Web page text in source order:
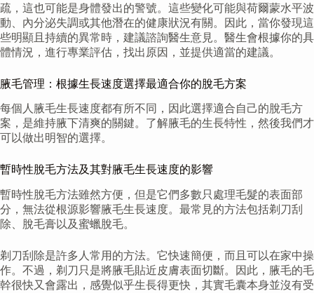
疏，這也可能是身體發出的警號。這些變化可能與荷爾蒙水平波
動、內分泌失調或其他潛在的健康狀況有關。因此，當你發現這
些明顯且持續的異常時，建議諮詢醫生意見。醫生會根據你的具
體情況，進行專業評估，找出原因，並提供適當的建議。
腋毛管理：根據生長速度選擇最適合你的脫毛方案
每個人腋毛生長速度都有所不同，因此選擇適合自己的脫毛方
案，是維持腋下清爽的關鍵。了解腋毛的生長特性，然後我們才
可以做出明智的選擇。
暫時性脫毛方法及其對腋毛生長速度的影響
暫時性脫毛方法雖然方便，但是它們多數只處理毛髮的表面部
分，無法從根源影響腋毛生長速度。最常見的方法包括剃刀刮
除、脫毛膏以及蜜蠟脫毛。
剃刀刮除是許多人常用的方法。它快速簡便，而且可以在家中操
作。不過，剃刀只是將腋毛貼近皮膚表面切斷。因此，腋毛的毛
幹很快又會露出，感覺似乎生長得更快，其實毛囊本身並沒有受